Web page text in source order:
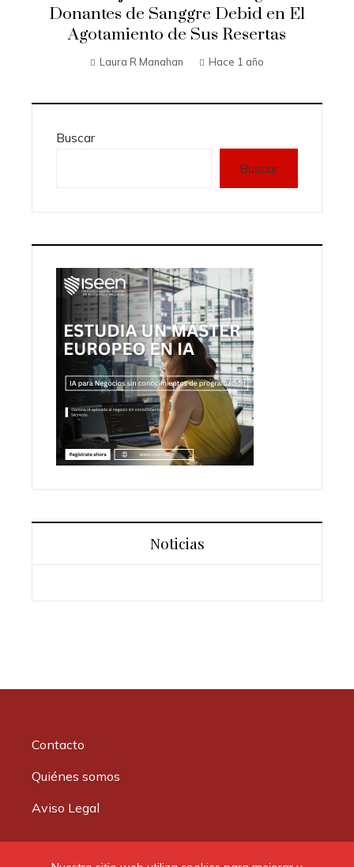
Donantes de Sanggre Debid en El
Agotamiento de Sus Resertas
Laura R Manahan Hace 1 año
Buscar
Buscar
Noticias
Contacto
Quiénes somos
Aviso Legal